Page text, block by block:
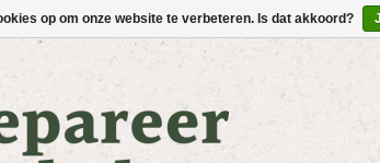
op om onze website te verbeteren. Is dat akkoord?